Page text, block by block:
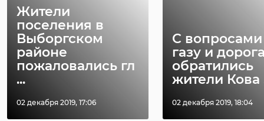
Жители
поселения в
Выборгском
районе
пожаловались гл
...
02 декабря 2019, 17:06
С
газу и
обратились
жители Кова
02 декабря 2019, 18:04
23 мая 2024, 13:33